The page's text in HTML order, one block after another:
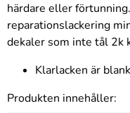
härdare eller
reparationslackering
dekaler som inte tål 2k
Klarlacken är
Produkten innehåller: